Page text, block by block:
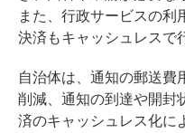
また、行政サービスの利
決済もキャッシュレスで
自治体は、通知の郵送費
削減、通知の到達や開封
済のキャッシュレス化に